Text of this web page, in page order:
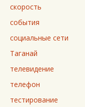
скорость
события
социальные сети
Таганай
телевидение
телефон
тестирование